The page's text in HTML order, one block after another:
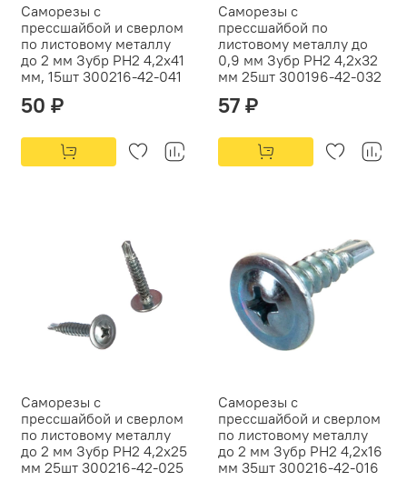
Саморезы с
прессшайбой и сверлом
по листовому металлу
до 2 мм Зубр PH2 4,2х41
мм, 15шт 300216-42-041
50 ₽
Саморезы с
прессшайбой по
листовому металлу до
0,9 мм Зубр PH2 4,2х32
мм 25шт 300196-42-032
57 ₽
Саморезы с
прессшайбой и сверлом
по листовому металлу
до 2 мм Зубр PH2 4,2х25
мм 25шт 300216-42-025
Саморезы с
прессшайбой и сверлом
по листовому металлу
до 2 мм Зубр PH2 4,2х16
мм 35шт 300216-42-016